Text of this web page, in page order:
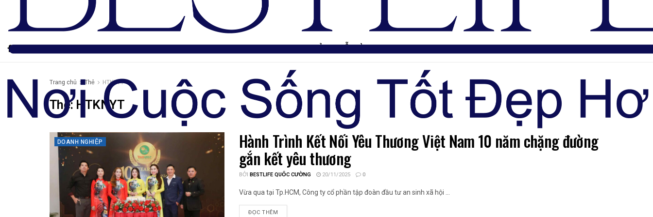
TRANG CHỦ DIỄN ĐÀN Đăng nhập
Trang chủ Thẻ HTKNYT
Thẻ:HTKNYT
DOANH NGHIỆP Hành Trình Kết Nối Yêu Thương Việt Nam 10 năm chặng đường
gắn kết yêu thương
BỞI BESTLIFE QUỐC CƯỜNG 20/11/2025 0
Vừa qua tại Tp.HCM, Công ty cổ phần tập đoàn đầu tư an sinh xã hội ...
ĐỌC THÊM